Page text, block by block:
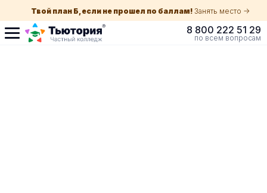
Твой план Б, если не прошел по баллам! Занять место ->
8 800 222 51 29
по всем вопросам